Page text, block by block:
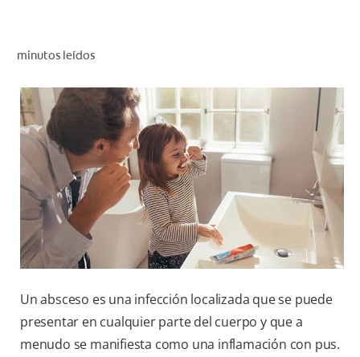
PARA PROFESIONALES
DÓNDE COMPRAR
VE (ES)
SUSCRÍBETE
minutos leídos
Un absceso es una infección localizada que se puede
presentar en cualquier parte del cuerpo y que a
menudo se manifiesta como una inflamación con pus.